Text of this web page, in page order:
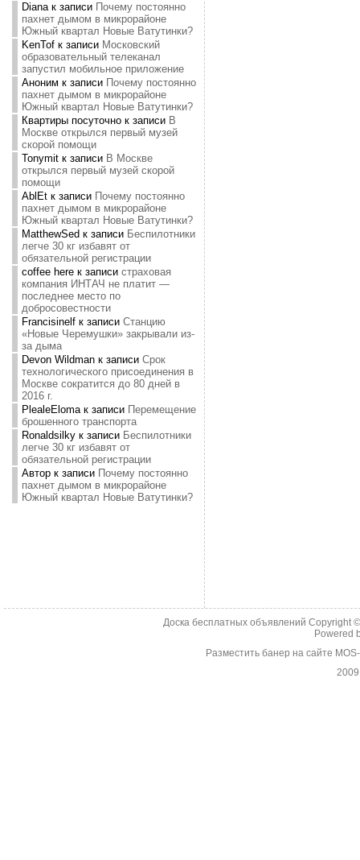
Dianaк записи Почему постоянно
пахнет дымом в микрорайоне
Южный квартал Новые Ватутинки?
KenTofк записи Московский
образовательный телеканал
запустил мобильное приложение
Аноним к записи Почему постоянно
пахнет дымом в микрорайоне
Южный квартал Новые Ватутинки?
Квартиры посуточнок записи В
Москве открылся первый музей
скорой помощи
Tonymitк записи В Москве
открылся первый музей скорой
помощи
AblEtк записи Почему постоянно
пахнет дымом в микрорайоне
Южный квартал Новые Ватутинки?
MatthewSed к записи Беспилотники
легче 30 кг избавят от
обязательной регистрации
coffee hereк записи страховая
компания ИНТАЧ не платит —
последнее место по
добросовестности
Francisinelfк записи Станцию
«Новые Черемушки» закрывали из-
за дыма
Devon Wildmanк записи Срок
технологического присоединения в
Москве сократится до 80 дней в
2016 г.
PlealeElomaк записи Перемещение
брошенного транспорта
Ronaldsilkyк записи Беспилотники
легче 30 кг избавят от
обязательной регистрации
Авторк записи Почему постоянно
пахнет дымом в микрорайоне
Южный квартал Новые Ватутинки?
Доска бесплатных объявлений Copyright
Powered
Разместить банер на сайте